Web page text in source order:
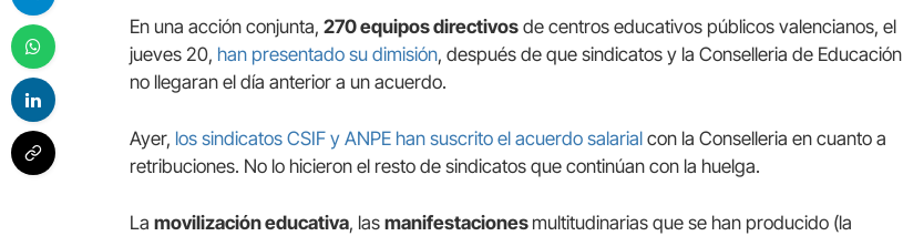
En una acción conjunta,270 equipos directivos de centros educativos públicos valencianos, el
jueves 20, han presentado su dimisión, después de que sindicatos y la Conselleria de Educación
no llegaran el día anterior a un acuerdo.
Ayer, los sindicatos CSIF y ANPE han suscrito el acuerdo salarial con la Conselleria en cuanto a
retribuciones. No lo hicieron el resto de sindicatos que continúan con la huelga.
Lamovilización educativa, lasmanifestaciones multitudinarias que se han producido (la